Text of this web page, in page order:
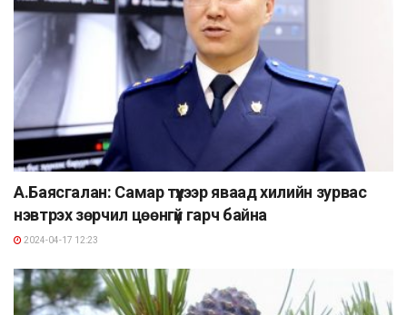
А.Баясгалан: Самар түүхээр яваад хилийн зурвас
нэвтрэх зөрчил цөөнгүй гарч байна
2024-04-17 12:23